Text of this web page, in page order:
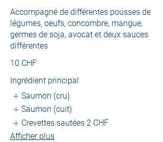
Accompagné de différentes pousses de
légumes, oeufs, concombre, mangue,
germes de soja, avocat et deux sauces
différentes
10 CHF
Ingrédient principal
Saumon (cru)
Saumon (cuit)
Crevettes sautées 2 CHF
Afficher plus